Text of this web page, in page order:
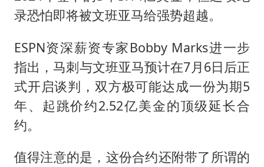
录恐怕即将被文班亚马给强势超越。
ESPN资深薪资专家Bobby Marks进一步
指出，马刺与文班亚马预计在7月6日后正
式开启谈判，双方极可能达成一份为期5
年、起跳价约2.52亿美金的顶级延长合
约。
值得注意的是，这份合约还附带了所谓的